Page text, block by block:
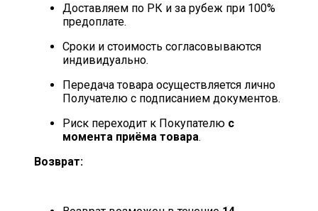
Доставляем по РК и за рубеж при 100%
предоплате.
Сроки и стоимость согласовываются
индивидуально.
Передача товара осуществляется лично
Получателю с подписанием документов.
Риск переходит к Покупателю с
момента приёма товара.
Возврат: